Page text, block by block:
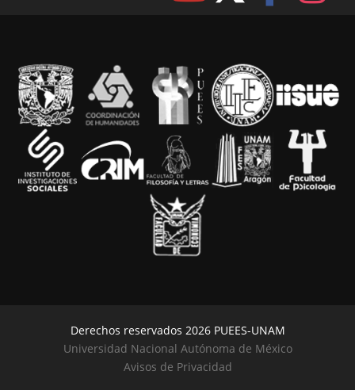
Derechos reservados 2026 PUEES-UNAM
Universidad Nacional Autónoma de México
Avisos de Privacidad